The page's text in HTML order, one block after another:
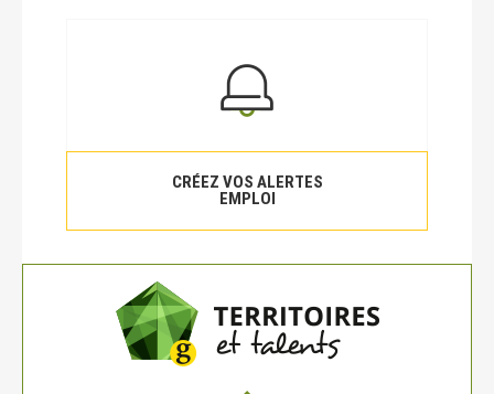
CRÉEZ VOS ALERTES
EMPLOI